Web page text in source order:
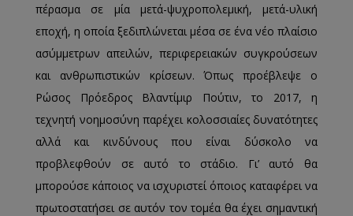
πέρασμα σε μία μετά-ψυχροπολεμική, μετά-υλική
εποχή, η οποία ξεδιπλώνεται μέσα σε ένα νέο πλαίσιο
ασύμμετρων απειλών, περιφερειακών συγκρούσεων
και ανθρωπιστικών κρίσεων. Όπως προέβλεψε ο
Ρώσος Πρόεδρος Βλαντίμιρ Πούτιν, το 2017, η
τεχνητή νοημοσύνη παρέχει κολοσσιαίες δυνατότητες
αλλά και κινδύνους που είναι δύσκολο να
προβλεφθούν σε αυτό το στάδιο. Γι’ αυτό θα
μπορούσε κάποιος να ισχυριστεί όποιος καταφέρει να
πρωτοστατήσει σε αυτόν τον τομέα θα έχει σημαντική